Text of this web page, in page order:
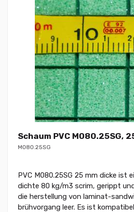
Schaum PVC M080.25SG,
M080.25SG
PVC M080.25SG 25 mm dicke ist
dichte 80 kg/m3 scrim, gerippt
die herstellung von laminat-
brühvorgang leer. Es ist